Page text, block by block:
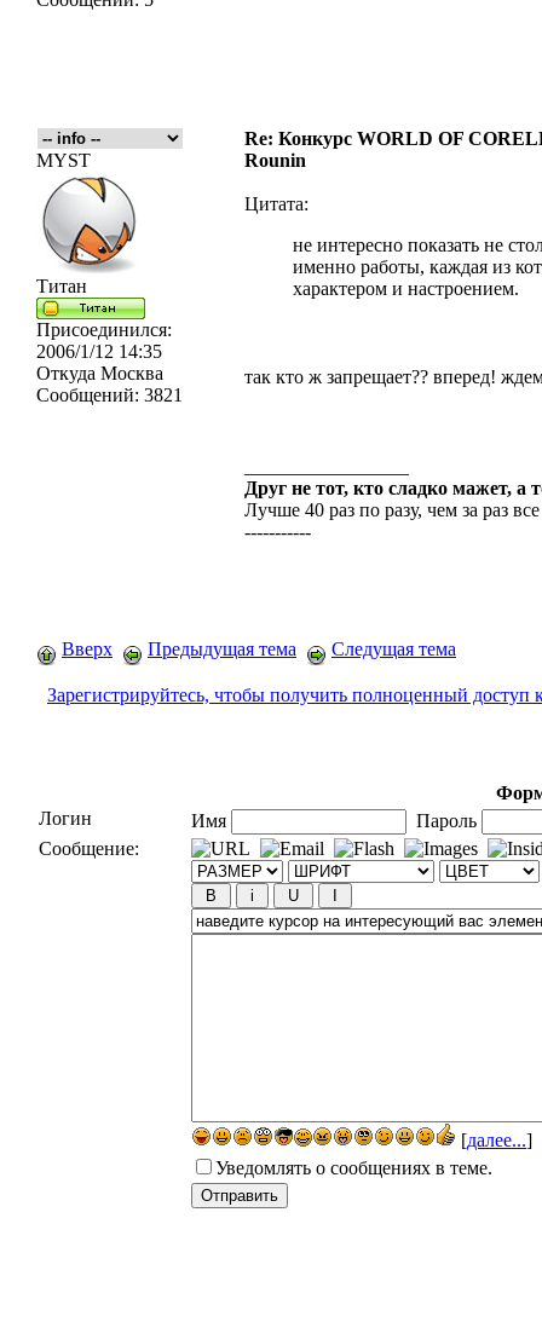
Re: Конкурс WORLD OF
MYST
Титан
Присоединился:
2006/1/12 14:35
Откуда Москва
Сообщений: 3821
Rounin
Цитата:
не интересно показать не
именно работы, каждая из
характером и настроением.
так кто ж запрещает?? вперед!
Друг не тот, кто сладко мажет, а
Лучше 40 раз по разу, чем за раз
-----------
Вверх Предыдущая тема Следущая тема
Зарегистрируйтесь, чтобы получить полноценный доступ
Логин
Имя
Пароль
Сообщение:
[далее...]
Уведомлять о сообщениях в теме.